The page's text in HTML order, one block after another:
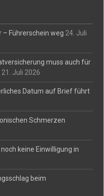
Führerschein weg 24. Juli
muss auch für
21. Juli 2026
Datum auf Brief führt
Schmerzen
keine Einwilligung in
beim